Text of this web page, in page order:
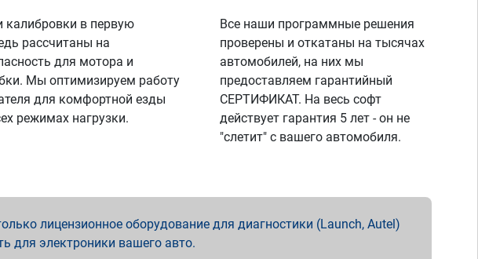
калибровки в первую
рассчитаны на
для мотора и
Мы оптимизируем работу
для комфортной езды
режимах нагрузки.
Все наши программные решения
проверены и откатаны на тысячах
автомобилей, на них мы
предоставляем гарантийный
СЕРТИФИКАТ. На весь софт
действует гарантия 5 лет - он не
"слетит" с вашего автомобиля.
лицензионное оборудование для диагностики (Launch, Autel)
для электроники вашего авто.